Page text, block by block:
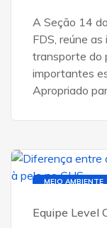
A Seção 14
FDS, reúne
transporte do
importantes
Apropriado
MEIO AMBIENTE
Equipe Level